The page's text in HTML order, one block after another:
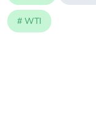
# WTI